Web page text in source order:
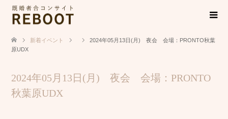
新着イベント
2024年05月13日(月) 夜会 会場：PRONTO秋葉
原UDX
2024年05月13日(月) 夜会 会場：PRONTO
秋葉原UDX